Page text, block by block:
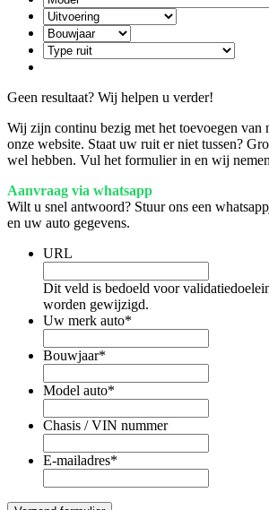
Geen resultaat? Wij helpen u verder!
Wij zijn continu bezig met het toevoegen van
onze website. Staat uw ruit er niet tussen?
wel hebben. Vul het formulier in en wij
Aanvraag via whatsapp
Wilt u snel antwoord? Stuur ons een
en uw auto gegevens.
URL
Dit veld is bedoeld voor
worden gewijzigd.
Uw merk auto*
Bouwjaar*
Model auto*
Chasis / VIN nummer
E-mailadres*